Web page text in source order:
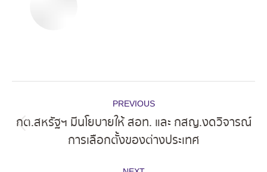
navigation
PREVIOUS
post:
กต.สหรัฐฯ มีนโยบายให้ สอท. และ กสญ.งดวิจารณ์
การเลือกตั้งของต่างประเทศ